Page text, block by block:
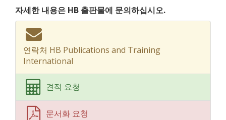
자세한 내용은 HB 출판물에 문의하십시오.
연락처 HB Publications and Training
International
견적 요청
문서화 요청